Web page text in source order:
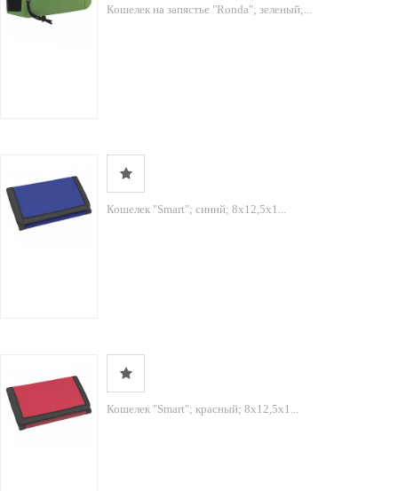
Кошелек на запястье "Ronda"; зеленый;...
Кошелек "Smart"; синий; 8х12,5х1...
Кошелек "Smart"; красный; 8х12,5х1...